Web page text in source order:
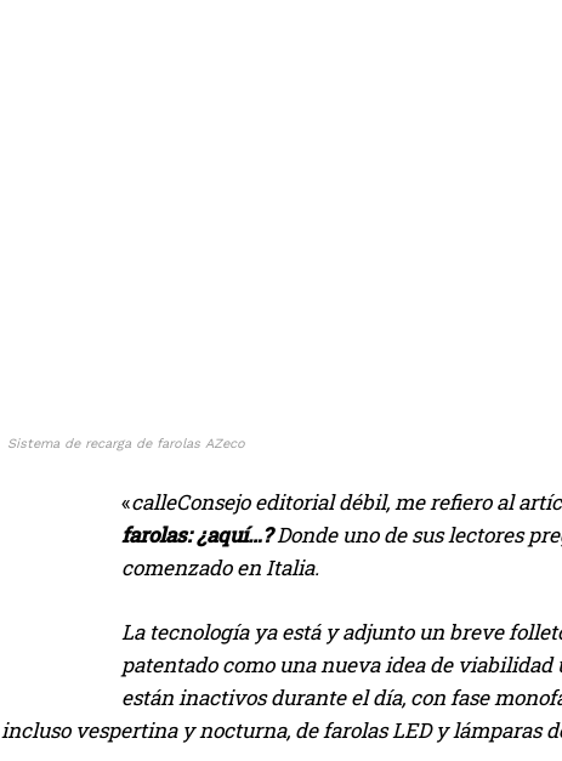
Sistema de recarga de farolas AZeco
«calleConsejo editorial débil, me refiero al
farolas: ¿aquí…?Donde uno de sus lectores
comenzado en Italia.
La tecnología ya está y adjunto un breve
patentado como una nueva idea de
están inactivos durante el día, con fase
incluso vespertina y nocturna, de farolas LED y lámparas